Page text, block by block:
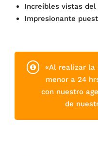
Increíbles vistas del
Impresionante
«Al realizar la
menor a 24
con nuestro
de